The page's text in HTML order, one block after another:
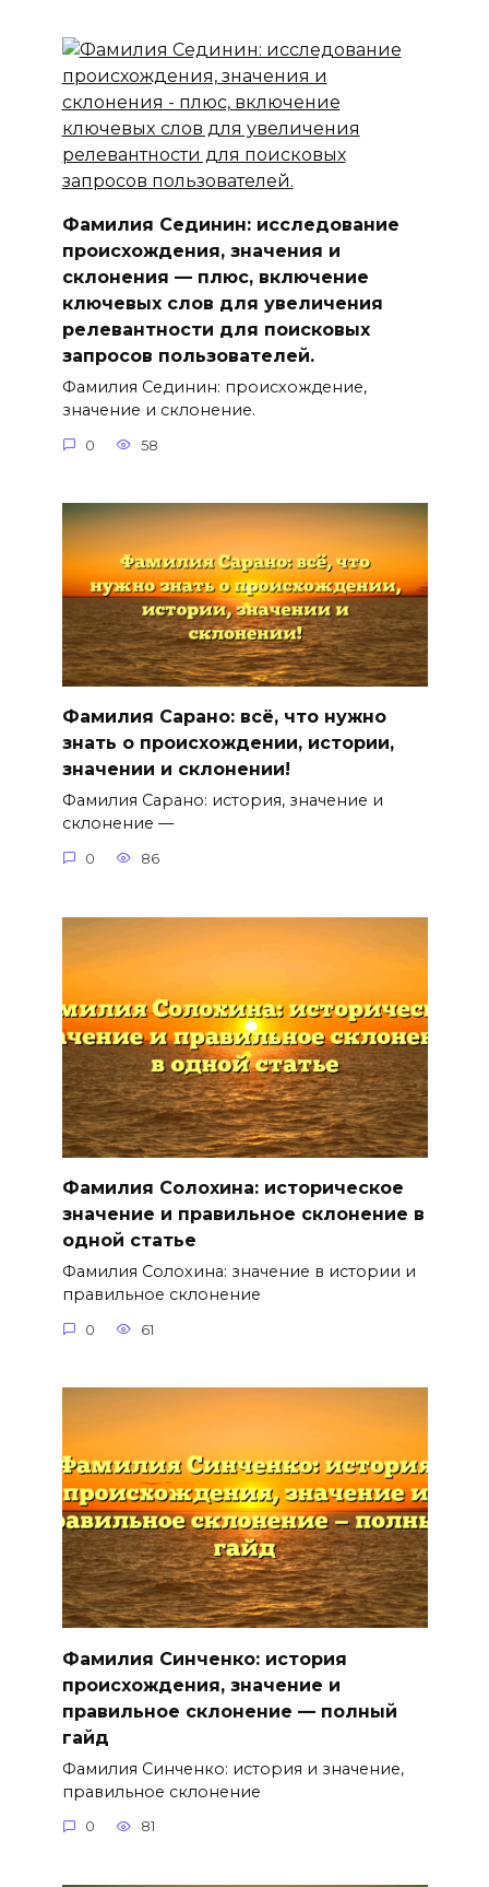
Фамилия Сединин: исследование
происхождения, значения и
склонения — плюс, включение
ключевыx слов для увеличения
релевантности для поисковых
запросов пользователей.
Фамилия Сединин: происхождение,
значение и склонение.
0 58
Фамилия Сарано: всё, что нужно
знать о происхождении, истории,
значении и склонении!
Фамилия Сарано: история, значение и
склонение —
0 86
Фамилия Солохина: историческое
значение и правильное склонение в
одной статье
Фамилия Солохина: значение в истории и
правильное склонение
0 61
Фамилия Синченко: история
происхождения, значение и
правильное склонение — полный
гайд
Фамилия Синченко: история и значение,
правильное склонение
0 81